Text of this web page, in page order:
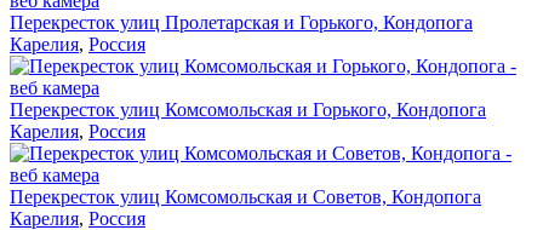
Перекресток улиц Пролетарская и Горького, Кондопога
Карелия, Россия
Перекресток улиц Комсомольская и Горького, Кондопога
Карелия, Россия
Перекресток улиц Комсомольская и Советов, Кондопога
Карелия, Россия